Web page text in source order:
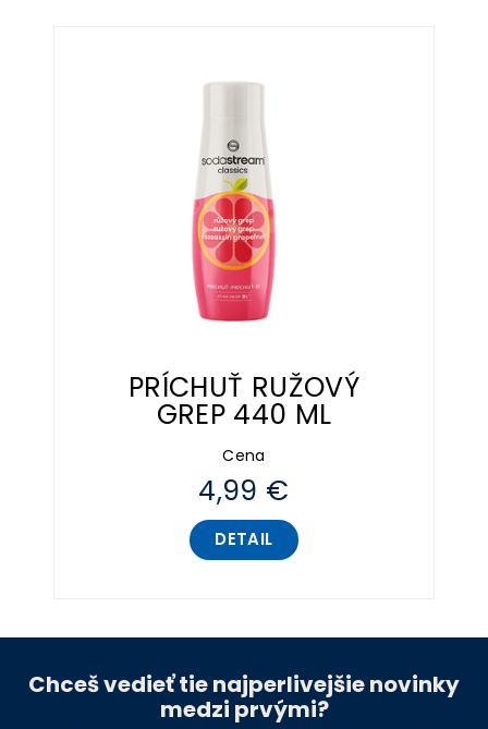
PRÍCHUŤ RUŽOVÝ
GREP 440 ML
Cena
4,99 €
DETAIL
Chceš vedieť tie najperlivejšie novinky
medzi prvými?